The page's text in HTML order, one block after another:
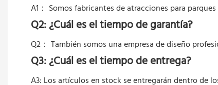
A1： Somos fabricantes de atracciones para
Q2: ¿Cuál es el tiempo de garantía?
Q2： También somos una empresa de diseño
Q3: ¿Cuál es el tiempo de entrega?
A3: Los artículos en stock se entregarán dentro de